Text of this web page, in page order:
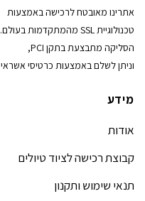
אתרינו מאובטח לרכישה באמצעות
טכנולוגיית SSL מהמתקדמות בעולם.
הסליקה מתבצעת בתקן PCI,
וניתן לשלם באמצעות כרטיסי אשראי
מידע
אודות
קבוצת רכישה לציוד טיולים
תנאי שימוש ותקנון